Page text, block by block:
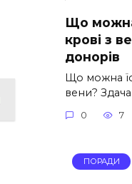
Що
крові з
донорів
Що можна
вени?
0 7
ПОРАДИ